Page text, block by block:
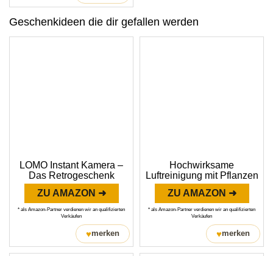
Geschenkideen die dir gefallen werden
LOMO Instant Kamera –
Das Retrogeschenk
ZU AMAZON ➜
* als Amazon-Partner verdienen wir an qualifizierten
Verkäufen
♥merken
Hochwirksame
Luftreinigung mit Pflanzen
ZU AMAZON ➜
* als Amazon-Partner verdienen wir an qualifizierten
Verkäufen
♥merken